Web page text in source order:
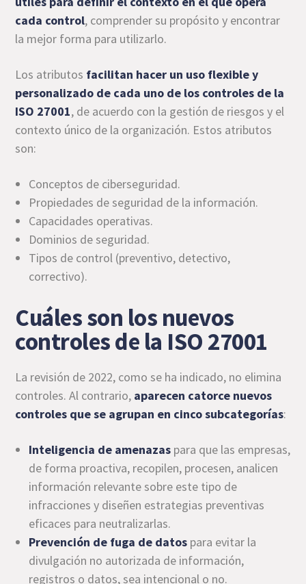
cada control, comprender su propósito y encontrar
la mejor forma para utilizarlo.
Los atributos facilitan hacer un uso flexible y
personalizado de cada uno de los controles de la
ISO 27001, de acuerdo con la gestión de riesgos y el
contexto único de la organización. Estos atributos
son:
Conceptos de ciberseguridad.
Propiedades de seguridad de la información.
Capacidades operativas.
Dominios de seguridad.
Tipos de control (preventivo, detectivo,
correctivo).
Cuáles son los nuevos
controles de la ISO 27001
La revisión de 2022, como se ha indicado, no elimina
controles. Al contrario, aparecen catorce nuevos
controles que se agrupan en cinco subcategorías:
Inteligencia de amenazas para que las empresas,
de forma proactiva, recopilen, procesen, analicen
información relevante sobre este tipo de
infracciones y diseñen estrategias preventivas
eficaces para neutralizarlas.
Prevención de fuga de datos para evitar la
divulgación no autorizada de información,
registros o datos, sea intencional o no.